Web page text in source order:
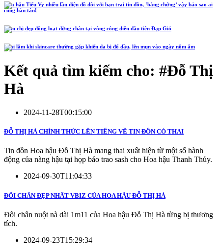
Hoa hậu Tiểu Vy nhiều lần diện đồ đôi với bạn trai tin đồn, ‘bằng chứng’ vậy bảo sao ai
cũng bàn tán!
Năm chị đẹp đồng loạt dừng chân tại vòng công diễn đầu tiên Đạp Gió
4 sai lầm khi skincare thường gặp khiến da bị đổ dầu, lên mụn vào ngày nồm ẩm
Kết quả tìm kiếm cho: #Đỗ Thị
Hà
2024-11-28T00:15:00
ĐỖ THỊ HÀ CHÍNH THỨC LÊN TIẾNG VỀ TIN ĐỒN CÓ THAI
Tin đồn Hoa hậu Đỗ Thị Hà mang thai xuất hiện từ một số hành
động của nàng hậu tại họp báo trao sash cho Hoa hậu Thanh Thủy.
2024-09-30T11:04:33
ĐÔI CHÂN ĐẸP NHẤT VBIZ CỦA HOA HẬU ĐỖ THỊ HÀ
Đôi chân nuột nà dài 1m11 của Hoa hậu Đỗ Thị Hà từng bị thương
tích.
2024-09-23T15:29:34